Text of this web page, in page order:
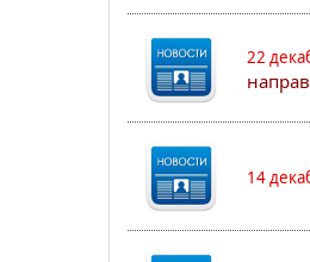
22
14